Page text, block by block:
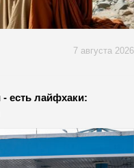
7 августа 2026
- есть лайфхаки: